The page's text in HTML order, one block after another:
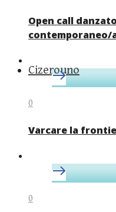
Cizerouno
Open call
contemporaneo/
0
Varcare la
0